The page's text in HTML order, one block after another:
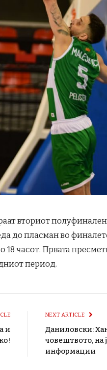
вториот
до пласман во
18 часот. Првата
период.
и
NEXT ARTICLE
Даниловски:
човештвото, на
информации